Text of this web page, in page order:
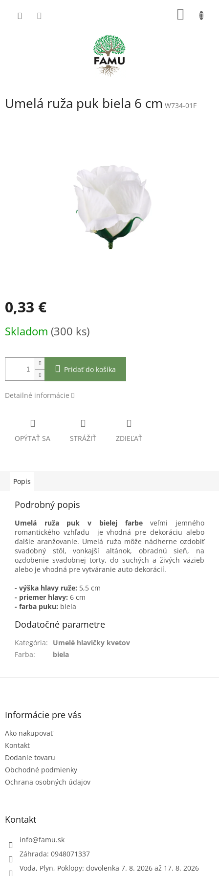
Umelá ruža puk biela 6 cm W734-01F
0,33 €
cena:
Skladom (300 ks)
Pridať do košíka
Detailné informácie
OPÝTAŤ SA STRÁŽIŤ ZDIEĽAŤ
Popis
Podrobný popis
Umelá ruža puk v bielej farbeveľmi jemného
romantického vzhľadu je vhodná pre dekoráciu alebo
ďalšie aranžovanie. Umelá ruža môže nádherne ozdobiť
svadobný stôl, vonkajší altánok, obradnú sieň, na
ozdobenie svadobnej torty, do suchých a živých väzieb
alebo je vhodná pre vytváranie auto dekorácií.
- výška hlavy ruže: 5,5 cm
- priemer hlavy: 6 cm
- farba puku: biela
Dodatočné parametre
Kategória:
Umelé hlavičky kvetov
Farba: biela
Z
Informácie pre vás
Ako nakupovať
Kontakt
Dodanie tovaru
Obchodné podmienky
Ochrana osobných údajov
Kontakt
info@famu.sk
Záhrada: 0948071337
Voda, Plyn, Poklopy: dovolenka 7. 8. 2026 až 17. 8. 2026